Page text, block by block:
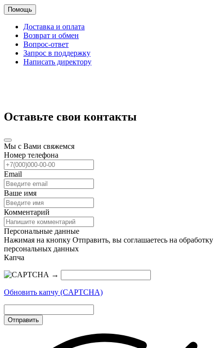
Помощь
Доставка и оплата
Возврат и обмен
Вопрос-ответ
Запрос в поддержку
Написать директору
Оставьте свои контакты
Мы с Вами свяжемся
Номер телефона
Email
Ваше имя
Комментарий
Персональные данные
Нажимая на кнопку Отправить, вы соглашаетесь на обработку
персональных данных
Капча
→
Обновить капчу (CAPTCHA)
Отправить